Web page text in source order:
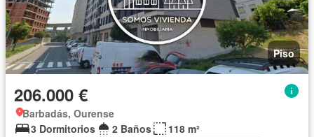
Piso
206.000 €
Barbadás, Ourense
3 Dormitorios
2 Baños
118 m²